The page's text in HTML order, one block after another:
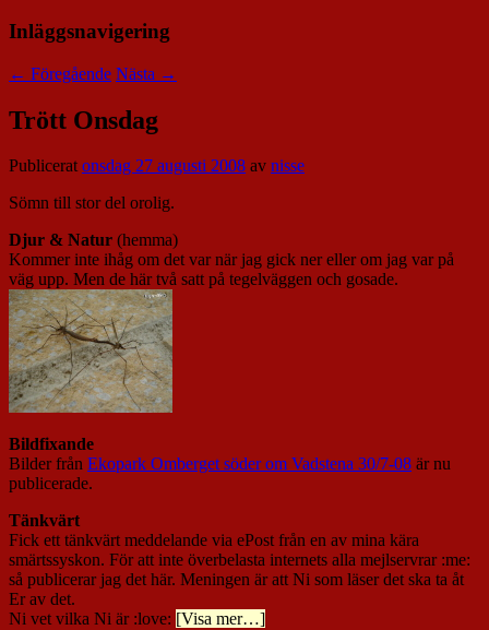
Inläggsnavigering
← Föregående Nästa →
Trött Onsdag
Publiceratonsdag 27 augusti 2008 av nisse
Sömn till stor del orolig.
Djur & Natur (hemma)
Kommer inte ihåg om det var när jag gick ner eller om jag var på
väg upp. Men de här två satt på tegelväggen och gosade.
Bildfixande
Bilder från Ekopark Omberget söder om Vadstena 30/7-08 är nu
publicerade.
Tänkvärt
Fick ett tänkvärt meddelande via ePost från en av mina kära
smärtssyskon. För att inte överbelasta internets alla mejlservrar :me:
så publicerar jag det här. Meningen är att Ni som läser det ska ta åt
Er av det.
Ni vet vilka Ni är :love: [Visa mer…]